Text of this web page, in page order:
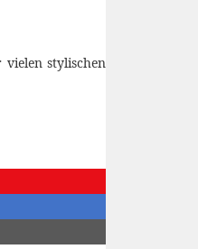
stylischen